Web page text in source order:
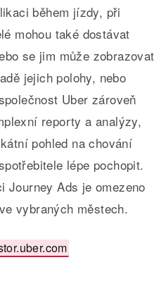
během jízdy, při
mohou také dostávat
se jim může zobrazovat
jejich polohy, nebo
Uber zároveň
reporty a analýzy,
pohled na chování
lépe pochopit.
Journey Ads je omezeno
vybraných městech.